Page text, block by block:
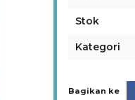
Stok
Kategori
Bagikan ke